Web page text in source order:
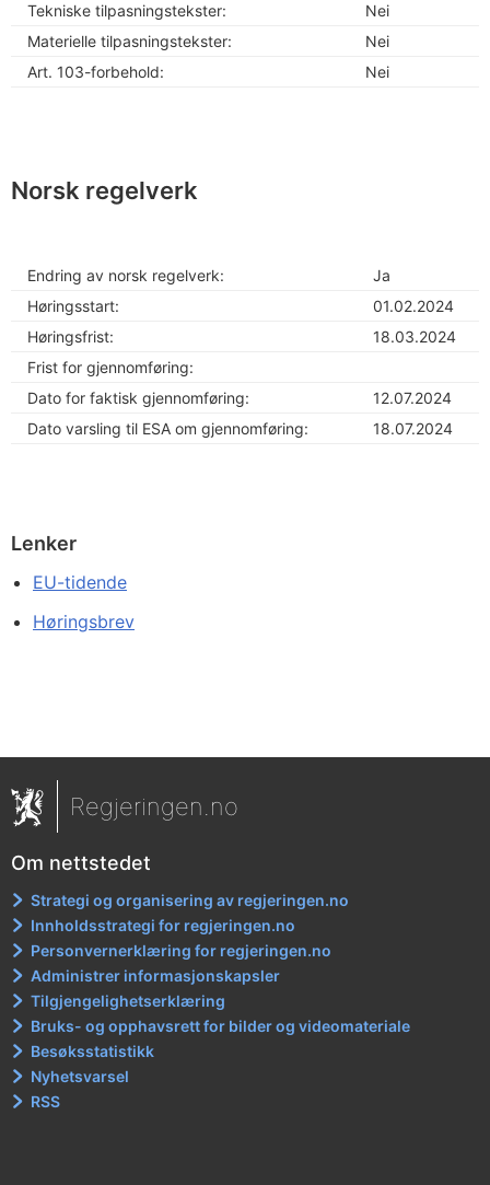
Tekniske tilpasningstekster:
Nei
Materielle tilpasningstekster:
Nei
Art. 103-forbehold:
Nei
Norsk regelverk
Endring av norsk regelverk:
Ja
Høringsstart:
01.02.2024
Høringsfrist:
18.03.2024
Frist for gjennomføring:
Dato for faktisk gjennomføring:
12.07.2024
Dato varsling til ESA om gjennomføring:
18.07.2024
Lenker
EU-tidende
Høringsbrev
Regjeringen.no
Om nettstedet
Strategi og organisering av regjeringen.no
Innholdsstrategi for regjeringen.no
Personvernerklæring for regjeringen.no
Administrer informasjonskapsler
Tilgjengelighetserklæring
Bruks- og opphavsrett for bilder og videomateriale
Besøksstatistikk
Nyhetsvarsel
RSS